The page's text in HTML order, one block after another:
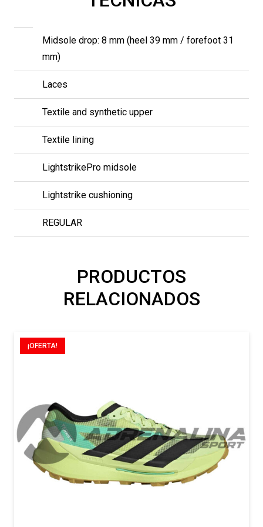
Midsole drop: 8 mm (heel 39 mm / forefoot 31
mm)
Laces
Textile and synthetic upper
Textile lining
LightstrikePro midsole
Lightstrike cushioning
REGULAR
PRODUCTOS
RELACIONADOS
¡OFERTA!